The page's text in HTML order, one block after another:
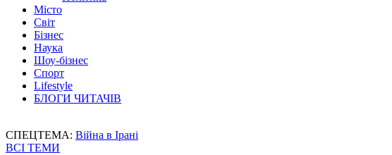
Місто
Світ
Бізнес
Наука
Шоу-бізнес
Спорт
Lifestyle
БЛОГИ ЧИТАЧІВ
СПЕЦТЕМА: Війна в Ірані
ВСІ ТЕМИ